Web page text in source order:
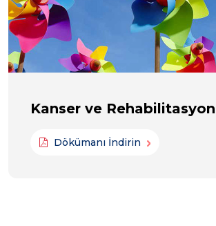
Kanser ve Rehabilitasyon
Dökümanı İndirin